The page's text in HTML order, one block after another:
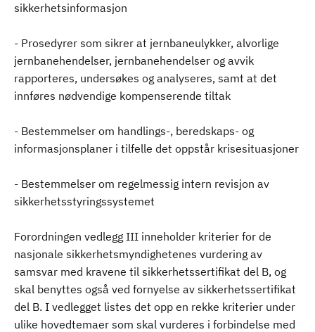
sikkerhetsinformasjon
- Prosedyrer som sikrer at jernbaneulykker, alvorlige
jernbanehendelser, jernbanehendelser og avvik
rapporteres, undersøkes og analyseres, samt at det
innføres nødvendige kompenserende tiltak
- Bestemmelser om handlings-, beredskaps- og
informasjonsplaner i tilfelle det oppstår krisesituasjoner
- Bestemmelser om regelmessig intern revisjon av
sikkerhetsstyringssystemet
Forordningen vedlegg III inneholder kriterier for de
nasjonale sikkerhetsmyndighetenes vurdering av
samsvar med kravene til sikkerhetssertifikat del B, og
skal benyttes også ved fornyelse av sikkerhetssertifikat
del B. I vedlegget listes det opp en rekke kriterier under
ulike hovedtemaer som skal vurderes i forbindelse med